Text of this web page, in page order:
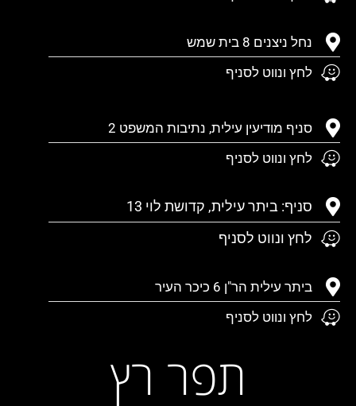
נחל ניצנים 8 בית שמש
לחץ ונווט לסניף
סניף מודיעין עילית, נתיבות המשפט 2
לחץ ונווט לסניף
סניף: ביתר עילית, קדושת לוי 13
לחץ ונווט לסניף
ביתר עילית הר"ן 6 כיכר העיר
לחץ ונווט לסניף
תפר רץ